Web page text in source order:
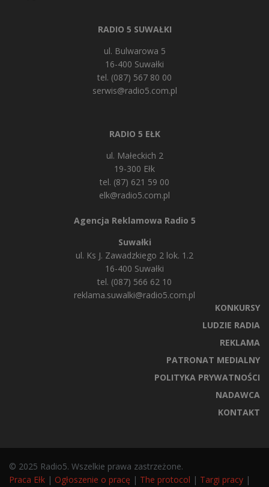
RADIO 5 SUWAŁKI
ul. Bulwarowa 5
16-400 Suwałki
tel. (087) 567 80 00
serwis@radio5.com.pl
RADIO 5 EŁK
ul. Małeckich 2
19-300 Ełk
tel. (87) 621 59 00
elk@radio5.com.pl
Agencja Reklamowa Radio 5
Suwałki
ul. Ks J. Zawadzkiego 2 lok. 1.2
16-400 Suwałki
tel. (087) 566 62 10
reklama.suwalki@radio5.com.pl
KONKURSY
LUDZIE RADIA
REKLAMA
PATRONAT MEDIALNY
POLITYKA PRYWATNOŚCI
NADAWCA
KONTAKT
© 2025 Radio5. Wszelkie prawa zastrzeżone.
Praca Ełk | Ogłoszenie o pracę | The protocol | Targi pracy |